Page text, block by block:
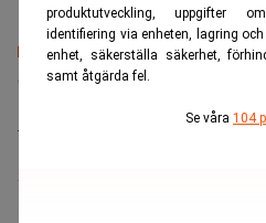
produktutveckling, uppgifter
identifiering via enheten, lagring
enhet, säkerställa säkerhet,
samt åtgärda fel.
Se våra 104
Senaste lediga jobben
Bolagsjurist till Eltel AB
Sista ansökningsdag: